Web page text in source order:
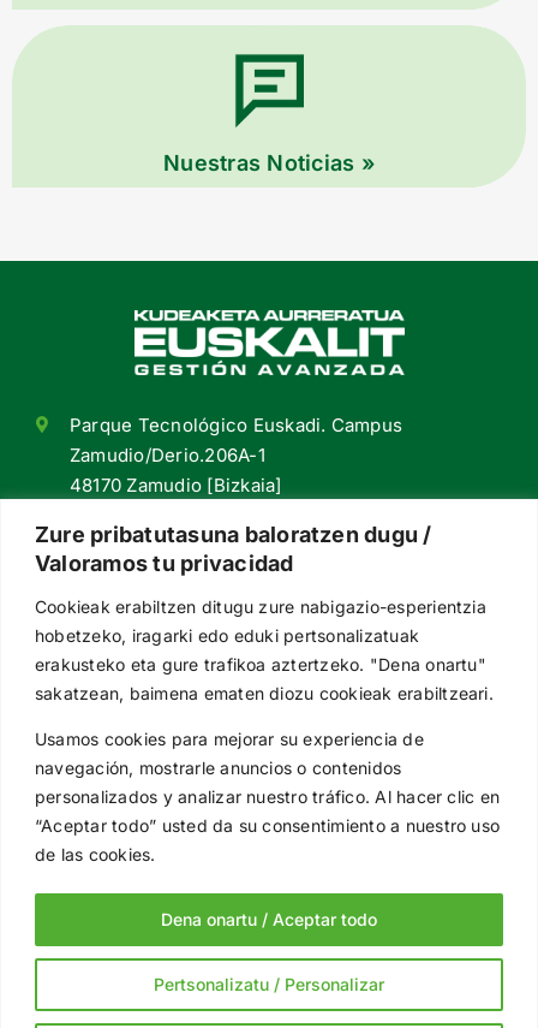
Zure pribatutasuna baloratzen dugu /
Valoramos tu privacidad
Cookieak erabiltzen ditugu zure nabigazio-esperientzia
hobetzeko, iragarki edo eduki pertsonalizatuak
erakusteko eta gure trafikoa aztertzeko. "Dena onartu"
sakatzean, baimena ematen diozu cookieak erabiltzeari.
Usamos cookies para mejorar su experiencia de
navegación, mostrarle anuncios o contenidos
personalizados y analizar nuestro tráfico. Al hacer clic en
“Aceptar todo” usted da su consentimiento a nuestro uso
de las cookies.
Pertsonalizatu / Personalizar
Dena onartu / Aceptar todo
Nuestras Noticias »
Parque Tecnológico Euskadi. Campus
Zamudio/Derio.206A-1
48170 Zamudio [Bizkaia]
+34 94 420 98 55
euskalit@euskalit.net
Síguenos en redes
Subvenciona
Copyright © 2025 EUSKALIT, Gestión Avanzada |
Privacidad|Notal Legal|Política de Cookies|Canal de